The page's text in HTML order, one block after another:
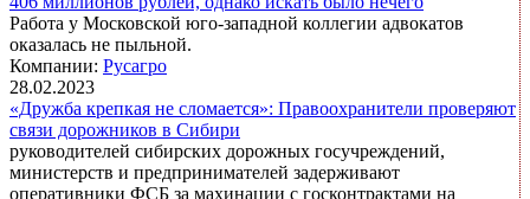
Работа у Московской юго-западной коллегии адвокатов
оказалась не пыльной.
Компании: Русагро
28.02.2023
«Дружба крепкая не сломается»: Правоохранители проверяют
связи дорожников в Сибири
руководителей сибирских дорожных госучреждений,
министерств и предпринимателей задерживают
оперативники ФСБ за махинации с госконтрактами на